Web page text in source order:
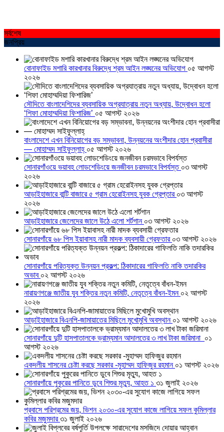
সর্বশেষ
জনপ্রিয়
বোনাফাইড মশারি কারখানার বিরুদ্ধে শ্রম আইন লঙ্ঘনের অভিযোগ ০৫ আগস্ট
২০২৬
সৌদিতে বাংলাদেশিদের ব্যবসায়িক অগ্রযাত্রায় নতুন অধ্যায়, উদ্বোধন হলো
‘শিফা মোহাম্মদিয়া ফিশারিজ’ ০৫ আগস্ট ২০২৬
বাংলাদেশে এখন বিনিয়োগের বড় সম্ভাবনা, উন্নয়নের অংশীদার হোন প্রবাসীরা
— মোহাম্মদ সাইফুল্লাহ্ ০৫ আগস্ট ২০২৬
সোনারগাঁওয়ে ভয়াবহ লোডশেডিংয়ে জনজীবন চরমভাবে বিপর্যস্ত ০৩ আগস্ট
২০২৬
আড়াইহাজারে বান্টি বাজারে ৫ গ্রাম হেরোইনসহ যুবক গ্রেপ্তার ০৩ আগস্ট
২০২৬
আড়াইহাজারে জেলেদের জালে উঠে এলো শর্টগান ০৩ আগস্ট ২০২৬
সোনারগাঁয়ে ৬৮ পিস ইয়াবাসহ নারী মাদক ব্যবসায়ী গ্রেফতার ০৩ আগস্ট ২০২৬
সোনারগাঁয়ে পরিত্যক্ত উন্নয়ন প্রকল্প: ঠিকাদারের গাফিলতি নাকি তদারকির
অভাব ০২ আগস্ট ২০২৬
নারায়ণগঞ্জে জাতীয় যুব শক্তির নতুন কমিটি, নেতৃত্বে বাঁধন-ইমন ০২ আগস্ট
২০২৬
আড়াইহাজারে বিএনপি-জামায়াতের মিছিলে মুখোমুখি অবস্থান ০১ আগস্ট ২০২৬
সোনারগাঁয়ে দুটি হাসপাতালকে ভ্রাম্যমান আদালতের ৩ লাখ টাকা জরিমানা ০১
আগস্ট ২০২৬
একদলীয় শাসনের চেষ্টা করছে সরকার -মুহাম্মদ হাফিজুর রহমান ০১ আগস্ট ২০২৬
সোনারগাঁয়ে পুকুরের পানিতে ডুবে শিশুর মৃত্যু, আহত ১ ৩১ জুলাই ২০২৬
প্রবাসে পরিশ্রমের জয়, ভিশন ২০৩০-এর সুযোগ কাজে লাগিয়ে সফল কুমিল্লার
কবির মজুমদার৩১ জুলাই ২০২৬